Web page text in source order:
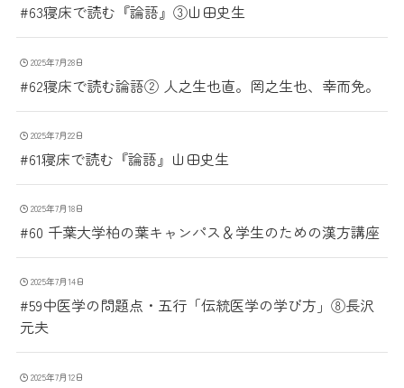
#63寝床で読む『論語』③山田史生
2025年7月28日
#62寝床で読む論語② 人之生也直。罔之生也、幸而免。
2025年7月22日
#61寝床で読む『論語』山田史生
2025年7月18日
#60 千葉大学柏の葉キャンパス＆学生のための漢方講座
2025年7月14日
#59中医学の問題点・五行「伝統医学の学び方」⑧長沢
元夫
2025年7月12日